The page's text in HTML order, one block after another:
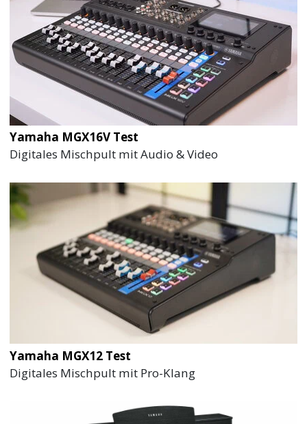
Yamaha MGX16V Test
Digitales Mischpult mit Audio & Video
Yamaha MGX12 Test
Digitales Mischpult mit Pro-Klang